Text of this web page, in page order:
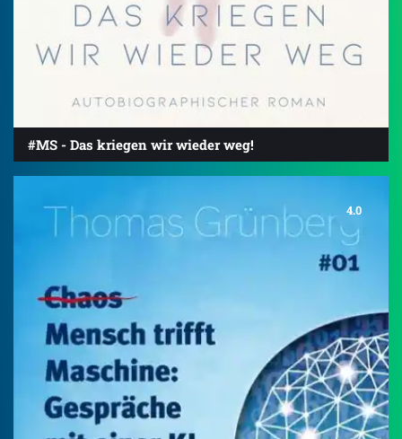
#MS - Das kriegen wir wieder weg!
4.0